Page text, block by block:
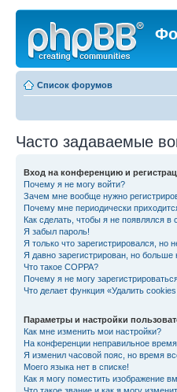
Список форумов
Часто задаваемые
Вход на конференцию и
Почему я не могу войти?
Зачем мне вообще нужно
Почему мне периодически
Как сделать, чтобы я не появлялся в
Я забыл пароль!
Я только что зарегистрировался, но
Я давно зарегистрирован, но больше
Что такое COPPA?
Почему я не могу
Что делает функция «Удалить
Параметры и настройки
Как мне изменить мои настройки?
На конференции неправильное
Я изменил часовой пояс, но время
Моего языка нет в списке!
Как я могу поместить изображение